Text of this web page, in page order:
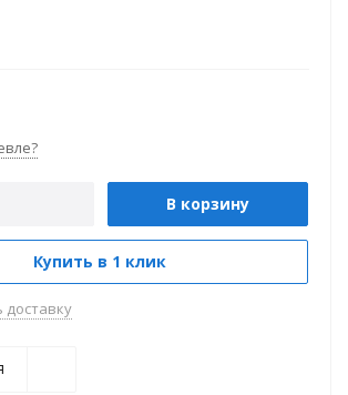
В корзину
Купить в 1 клик
доставку